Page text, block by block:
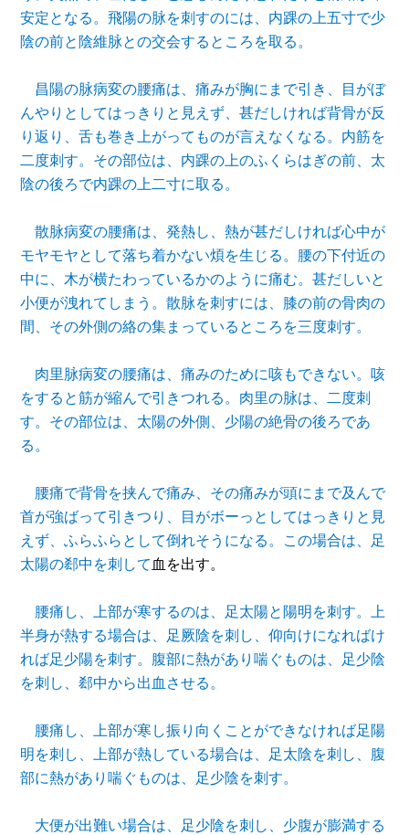
安定となる。飛陽の脉を刺すのには、内踝の上五寸で少
陰の前と陰維脉との交会するところを取る。
昌陽の脉病変の腰痛は、痛みが胸にまで引き、目がぼ
んやりとしてはっきりと見えず、甚だしければ背骨が反
り返り、舌も巻き上がってものが言えなくなる。内筋を
二度刺す。その部位は、内踝の上のふくらはぎの前、太
陰の後ろで内踝の上二寸に取る。
散脉病変の腰痛は、発熱し、熱が甚だしければ心中が
モヤモヤとして落ち着かない煩を生じる。腰の下付近の
中に、木が横たわっているかのように痛む。甚だしいと
小便が洩れてしまう。散脉を刺すには、膝の前の骨肉の
間、その外側の絡の集まっているところを三度刺す。
肉里脉病変の腰痛は、痛みのために咳もできない。咳
をすると筋が縮んで引きつれる。肉里の脉は、二度刺
す。その部位は、太陽の外側、少陽の絶骨の後ろであ
る。
腰痛で背骨を挟んで痛み、その痛みが頭にまで及んで
首が強ばって引きつり、目がボーっとしてはっきりと見
えず、ふらふらとして倒れそうになる。この場合は、足
太陽の郄中を刺して 血を出す。
腰痛し、上部が寒するのは、足太陽と陽明を刺す。上
半身が熱する場合は、足厥陰を刺し、仰向けになればけ
れば足少陽を刺す。腹部に熱があり喘ぐものは、足少陰
を刺し、郄中から出血させる。
腰痛し、上部が寒し振り向くことができなければ足陽
明を刺し、上部が熱している場合は、足太陰を刺し、腹
部に熱があり喘ぐものは、足少陰を刺す。
大便が出難い場合は、足少陰を刺し、少腹が膨満する